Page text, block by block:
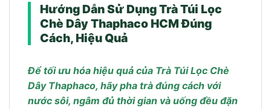
Hướng Dẫn Sử Dụng Trà Túi Lọc
Chè Dây Thaphaco HCM Đúng
Cách, Hiệu Quả
Để tối ưu hóa hiệu quả của Trà Túi Lọc Chè
Dây Thaphaco, hãy pha trà đúng cách với
nước sôi, ngâm đủ thời gian và uống đều đặn